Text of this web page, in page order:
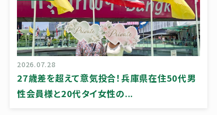
2026.07.28
27歳差を超えて意気投合！兵庫県在住50代男
性会員様と20代タイ女性の...